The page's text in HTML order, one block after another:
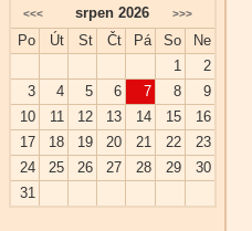
<<< >>>
srpen 2026
Po
Út St Čt Pá So
Ne
1
2
3
4 5 6 7 8
9
10
11 12 13 14 15
16
17
18 19 20 21 22
23
24
25 26 27 28 29
30
31